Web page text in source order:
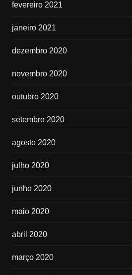
fevereiro 2021
janeiro 2021
dezembro 2020
novembro 2020
outubro 2020
setembro 2020
agosto 2020
julho 2020
junho 2020
maio 2020
abril 2020
março 2020